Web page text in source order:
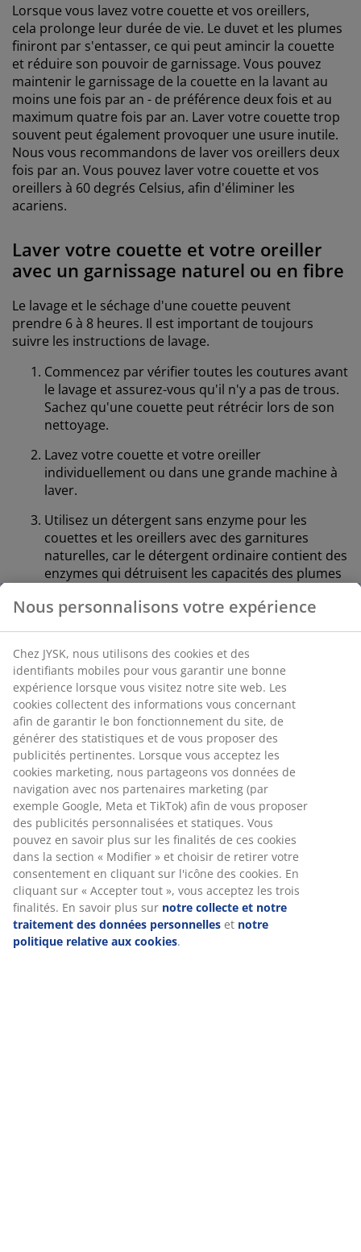
Lorsque vous lavez votre couette et vos oreillers,
cela prolonge leur durée de vie. Le duvet et les plumes
finiront par s'entasser, ce qui peut amincir la couette
et réduire son pouvoir de garnissage. Vous pouvez
maintenir le garnissage de la couette en la lavant au
moins une fois par an - de préférence deux fois et au
maximum quatre fois par an. Laver votre couette trop
souvent peut également provoquer une usure inutile.
Nous vous recommandons de laver vos oreillers deux
fois par an. Vous pouvez laver votre couette et vos
oreillers à 60 degrés Celsius, afin d'éliminer les
acariens.
Laver votre couette et votre oreiller
avec un garnissage naturel ou en fibre
Le lavage et le séchage d'une couette peuvent
prendre 6 à 8 heures. Il est important de toujours
suivre les instructions de lavage.
Commencez par vérifier toutes les coutures avant
le lavage et assurez-vous qu'il n'y a pas de trous.
Sachez qu'une couette peut rétrécir lors de son
nettoyage.
Lavez votre couette et votre oreiller
individuellement ou dans une grande machine à
laver.
Utilisez un détergent sans enzyme pour les
couettes et les oreillers avec des garnitures
naturelles, car le détergent ordinaire contient des
enzymes qui détruisent les capacités des plumes
détergent spécial laine convient généralement.
Laver à 60 degrés Celsius et terminer par une
légère centrifugation.
Séchez la couette / oreiller dans le sèche-linge
avec deux ou trois balles de tennis ou des balles
spéciales séchage. Les balles de tennis
répartissent uniformément le rembourrage et
permettent une aération de la couette et de
l'oreiller.
Retirez la couette du sèche linge et secouez-la
toutes les 15 à 20 minutes pendant le processus
de séchage. Cela empêche les plumes et le duvet
de s'entasser et permet d'éviter les éventuelles
brûlures du sèche-linge.
Laissez la couette sécher correctement avant de
Nous personnalisons votre expérience
Chez JYSK, nous utilisons des cookies et des
identifiants mobiles pour vous garantir une bonne
expérience lorsque vous visitez notre site web. Les
cookies collectent des informations vous concernant
afin de garantir le bon fonctionnement du site, de
générer des statistiques et de vous proposer des
publicités pertinentes. Lorsque vous acceptez les
cookies marketing, nous partageons vos données de
navigation avec nos partenaires marketing (par
exemple Google, Meta et TikTok) afin de vous proposer
des publicités personnalisées et statiques. Vous
pouvez en savoir plus sur les finalités de ces cookies
dans la section « Modifier » et choisir de retirer votre
consentement en cliquant sur l'icône des cookies. En
cliquant sur « Accepter tout », vous acceptez les trois
finalités. En savoir plus sur notre collecte et notre
traitement des données personnelles et notre
politique relative aux cookies.